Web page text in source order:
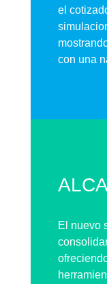
el
con una
El nuevo